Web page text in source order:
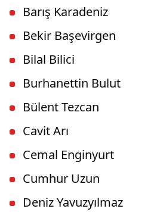
Barış Karadeniz
Bekir Başevirgen
Bilal Bilici
Burhanettin Bulut
Bülent Tezcan
Cavit Arı
Cemal Enginyurt
Cumhur Uzun
Deniz Yavuzyılmaz